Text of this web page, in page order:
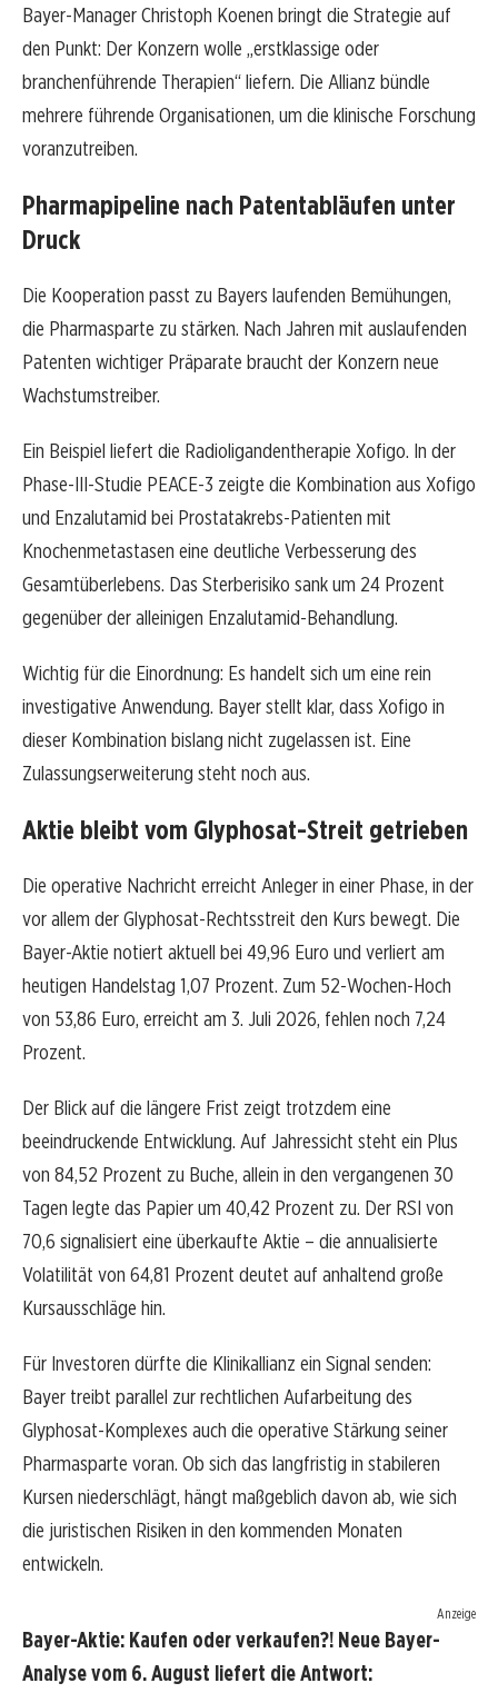
Bayer-Manager Christoph Koenen bringt die Strategie auf
den Punkt: Der Konzern wolle „erstklassige oder
branchenführende Therapien“ liefern. Die Allianz bündle
mehrere führende Organisationen, um die klinische Forschung
voranzutreiben.
Pharmapipeline nach Patentabläufen unter
Druck
Die Kooperation passt zu Bayers laufenden Bemühungen,
die Pharmasparte zu stärken. Nach Jahren mit auslaufenden
Patenten wichtiger Präparate braucht der Konzern neue
Wachstumstreiber.
Ein Beispiel liefert die Radioligandentherapie Xofigo. In der
Phase-III-Studie PEACE-3 zeigte die Kombination aus Xofigo
und Enzalutamid bei Prostatakrebs-Patienten mit
Knochenmetastasen eine deutliche Verbesserung des
Gesamtüberlebens. Das Sterberisiko sank um 24 Prozent
gegenüber der alleinigen Enzalutamid-Behandlung.
Wichtig für die Einordnung: Es handelt sich um eine rein
investigative Anwendung. Bayer stellt klar, dass Xofigo in
dieser Kombination bislang nicht zugelassen ist. Eine
Zulassungserweiterung steht noch aus.
Aktie bleibt vom Glyphosat-Streit getrieben
Die operative Nachricht erreicht Anleger in einer Phase, in der
vor allem der Glyphosat-Rechtsstreit den Kurs bewegt. Die
Bayer-Aktie notiert aktuell bei 49,96 Euro und verliert am
heutigen Handelstag 1,07 Prozent. Zum 52-Wochen-Hoch
von 53,86 Euro, erreicht am 3. Juli 2026, fehlen noch 7,24
Prozent.
Der Blick auf die längere Frist zeigt trotzdem eine
beeindruckende Entwicklung. Auf Jahressicht steht ein Plus
von 84,52 Prozent zu Buche, allein in den vergangenen 30
Tagen legte das Papier um 40,42 Prozent zu. Der RSI von
70,6 signalisiert eine überkaufte Aktie – die annualisierte
Volatilität von 64,81 Prozent deutet auf anhaltend große
Kursausschläge hin.
Für Investoren dürfte die Klinikallianz ein Signal senden:
Bayer treibt parallel zur rechtlichen Aufarbeitung des
Glyphosat-Komplexes auch die operative Stärkung seiner
Pharmasparte voran. Ob sich das langfristig in stabileren
Kursen niederschlägt, hängt maßgeblich davon ab, wie sich
die juristischen Risiken in den kommenden Monaten
entwickeln.
Anzeige
Bayer-Aktie: Kaufen oder verkaufen?! Neue Bayer-
Analyse vom 6. August liefert die Antwort: